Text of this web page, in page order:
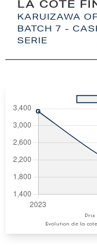
LA COTE
KARUIZAWA
BATCH 7 -
SERIE
Prix
Evolution de la